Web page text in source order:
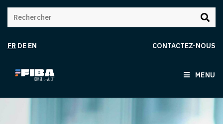
FR DE EN CONTACTEZ-NOUS
MENU